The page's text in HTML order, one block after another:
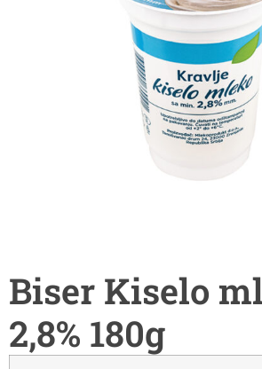
Biser Kiselo
2,8% 180g